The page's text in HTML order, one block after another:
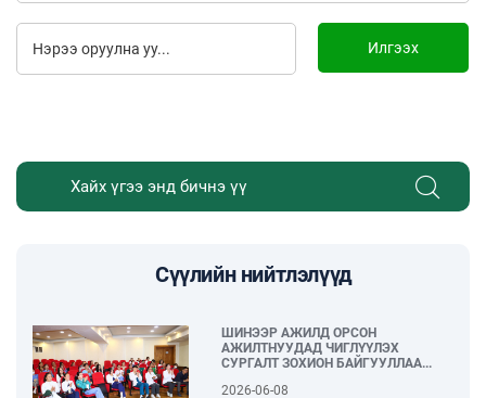
Илгээх
Сүүлийн нийтлэлүүд
ШИНЭЭР АЖИЛД ОРСОН
АЖИЛТНУУДАД ЧИГЛҮҮЛЭХ
СУРГАЛТ ЗОХИОН БАЙГУУЛЛАА...
2026-06-08